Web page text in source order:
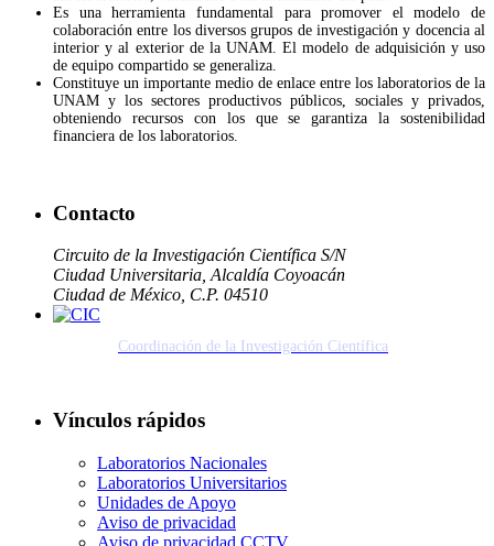
Es una herramienta fundamental para promover el modelo de
colaboración entre los diversos grupos de investigación y docencia al
interior y al exterior de la UNAM. El modelo de adquisición y uso
de equipo compartido se generaliza.
Constituye un importante medio de enlace entre los laboratorios de la
UNAM y los sectores productivos públicos, sociales y privados,
obteniendo recursos con los que se garantiza la sostenibilidad
financiera de los laboratorios.
Contacto
Circuito de la Investigación Científica S/N
Ciudad Universitaria, Alcaldía Coyoacán
Ciudad de México, C.P. 04510
Coordinación de la Investigación Científica
Vínculos rápidos
Laboratorios Nacionales
Laboratorios Universitarios
Unidades de Apoyo
Aviso de privacidad
Aviso de privacidad CCTV